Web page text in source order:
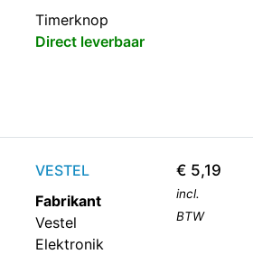
Timerknop
Direct leverbaar
VESTEL
Fabrikant
Vestel
Elektronik
€ 5,19
incl.
BTW